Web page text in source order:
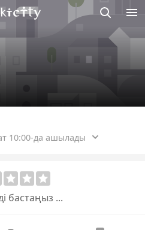
10:00-да ашылады
бастаңыз ...